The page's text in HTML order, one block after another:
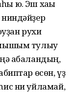
юҡ. Эш хаҡы
рухи
тулыу
ҡабаландың,
өсөн, үҙ
ни уйламай,